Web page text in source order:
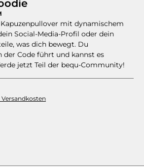
mit dynamischem
Social-Media-Profil oder dein
was dich bewegt. Du
der Code führt und kannst es
jetzt Teil der bequ-Community!
Versandkosten
von 5 von 5 Sternen